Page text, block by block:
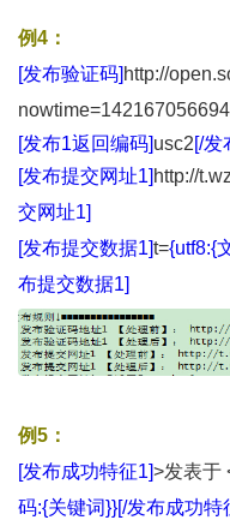
例4：
[发布验证码] http://
[发布1返回编码]usc2[/发
[发布提交网址1] http://
交网址1]
[发布提交数据1]t={utf8:{
布提交数据1]
例5：
[发布成功特征1]>发表于
码:{关键词}}[/发布成功特